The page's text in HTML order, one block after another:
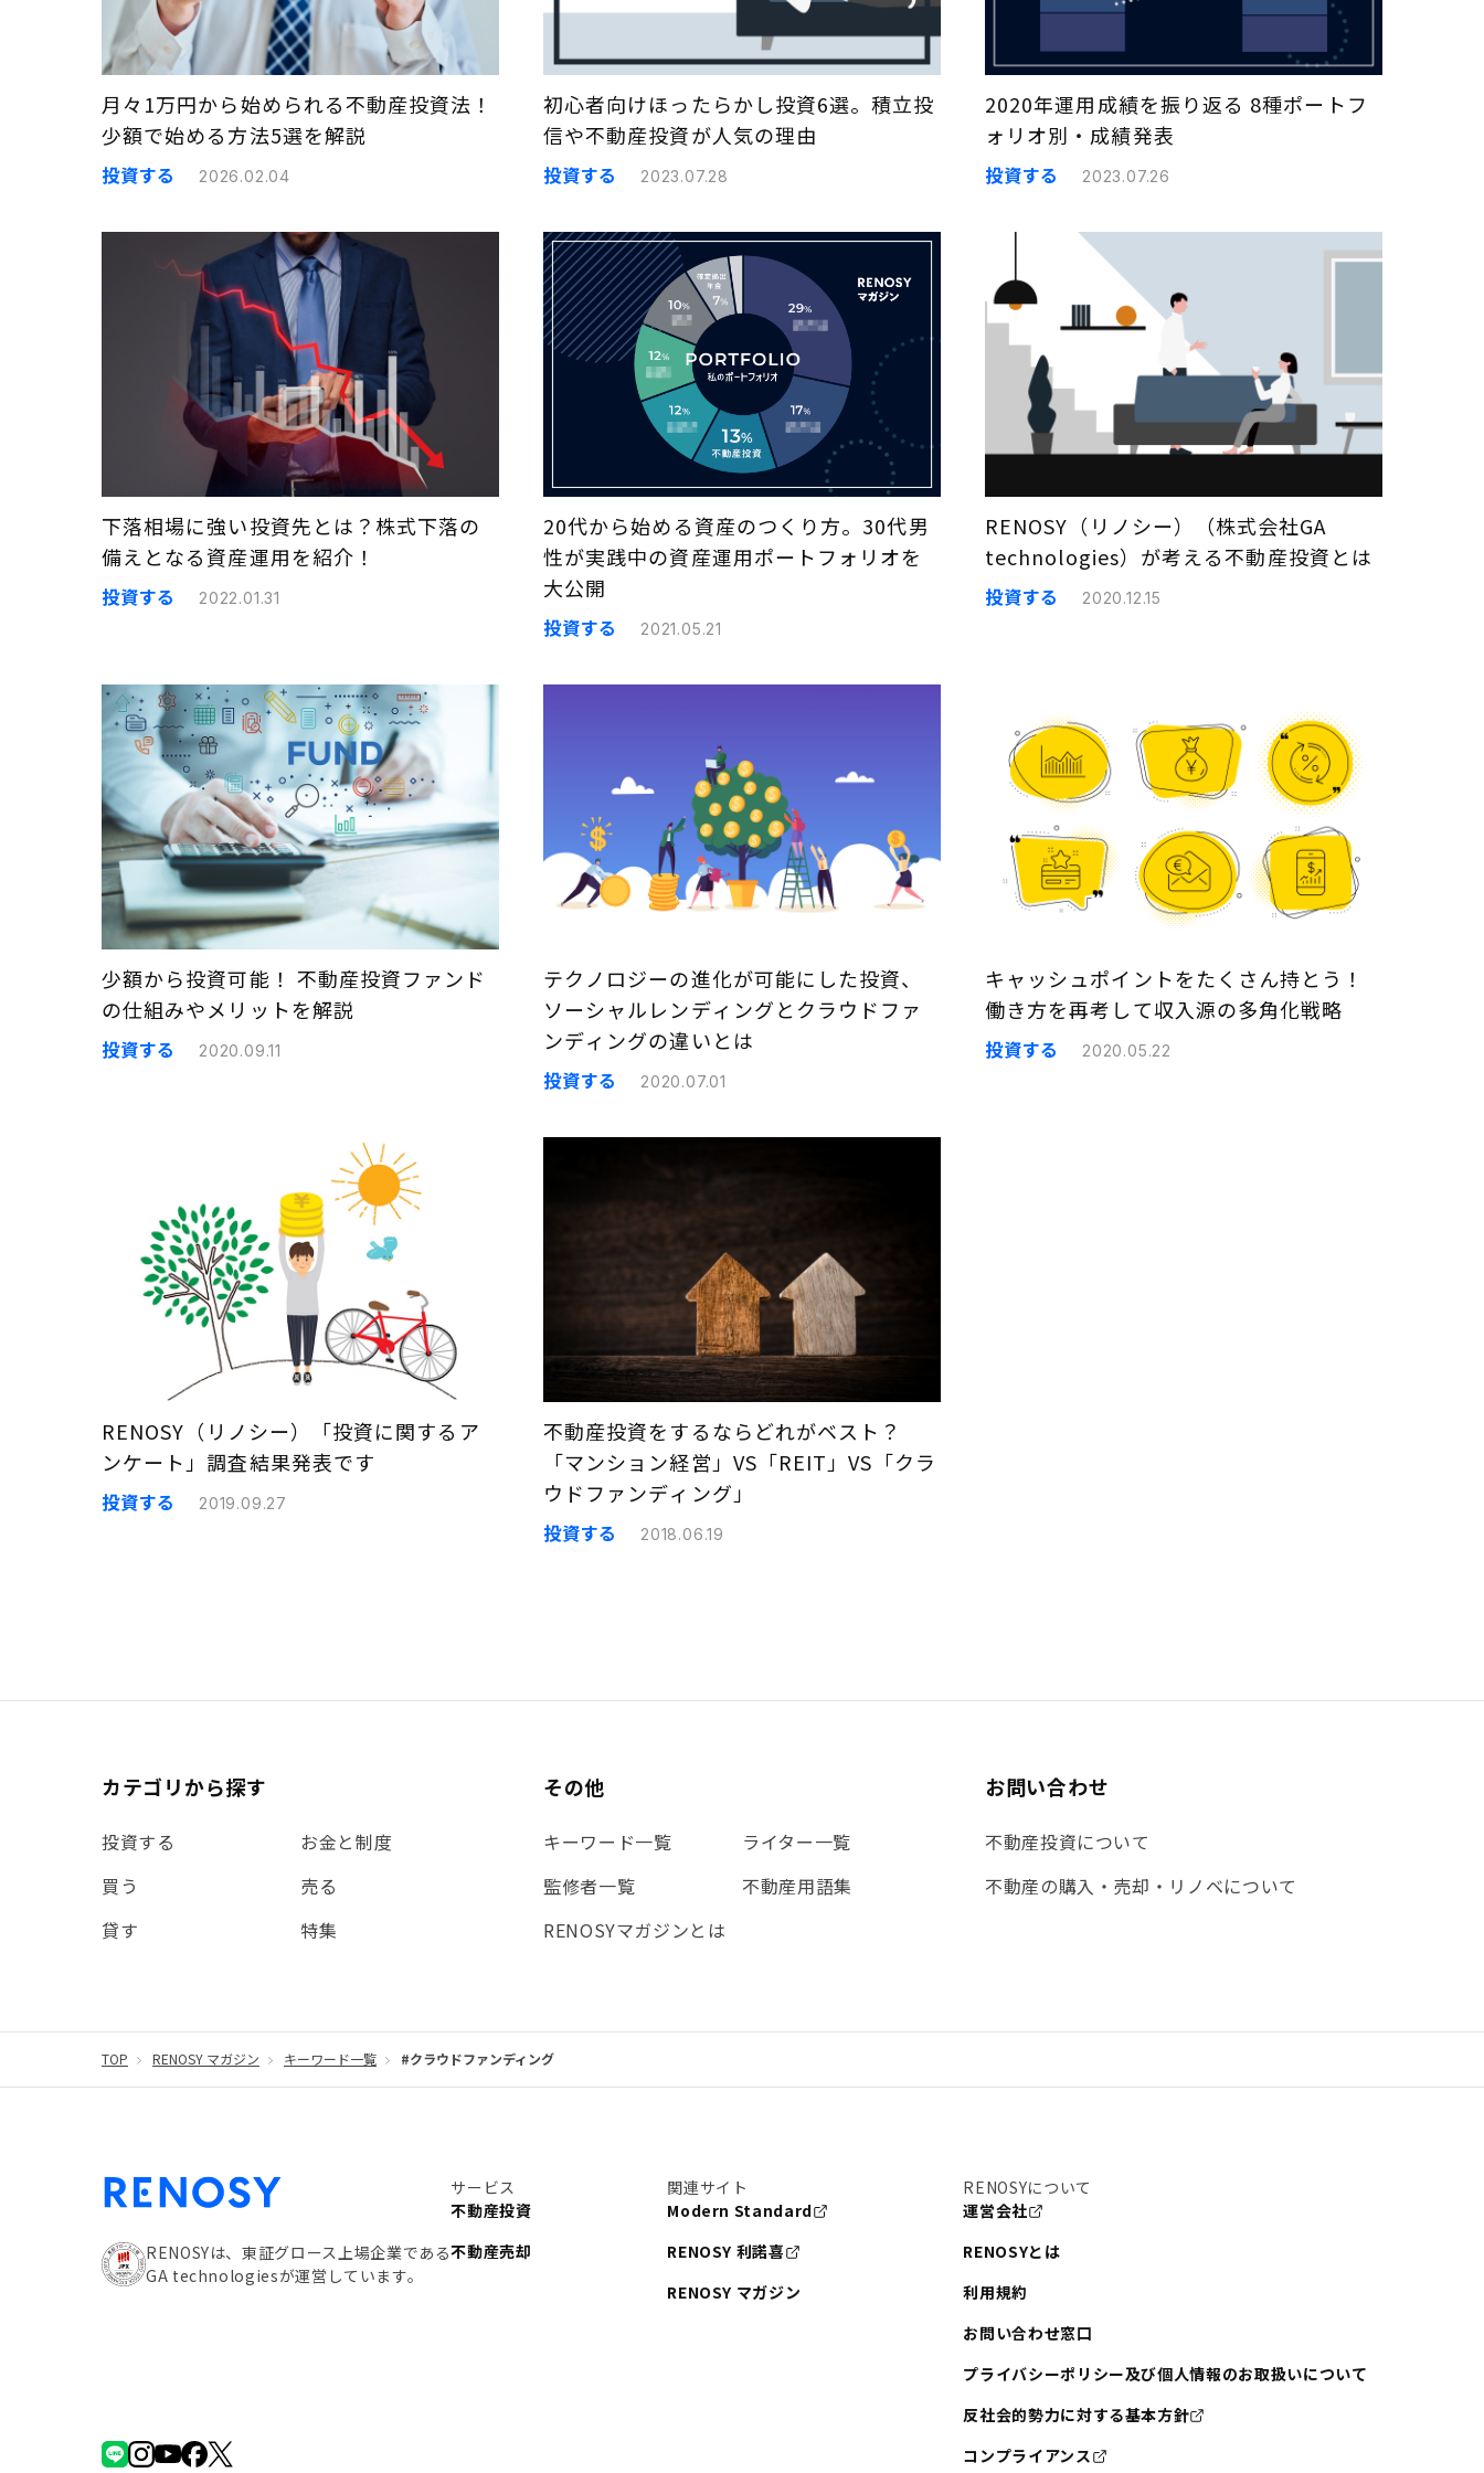
月々1万円から始められる不動産投資法！
少額で始める方法5選を解説
投資する 2026.02.04
初心者向けほったらかし投資6選。積立投
信や不動産投資が人気の理由
投資する 2023.07.28
2020年運用成績を振り返る 8種ポートフ
ォリオ別・成績発表
投資する 2023.07.26
下落相場に強い投資先とは？株式下落の
備えとなる資産運用を紹介！
投資する 2022.01.31
20代から始める資産のつくり方。30代男
性が実践中の資産運用ポートフォリオを
大公開
投資する 2021.05.21
RENOSY（リノシー）（株式会社GA
technologies）が考える不動産投資とは
投資する 2020.12.15
少額から投資可能！ 不動産投資ファンド
の仕組みやメリットを解説
投資する 2020.09.11
テクノロジーの進化が可能にした投資、
ソーシャルレンディングとクラウドファ
ンディングの違いとは
投資する 2020.07.01
キャッシュポイントをたくさん持とう！
働き方を再考して収入源の多角化戦略
投資する 2020.05.22
RENOSY（リノシー）「投資に関するア
ンケート」調査結果発表です
投資する 2019.09.27
不動産投資をするならどれがベスト？
「マンション経営」VS「REIT」VS「クラ
ウドファンディング」
投資する 2018.06.19
カテゴリから探す
投資する
お金と制度
買う
売る
貸す
特集
その他
キーワード一覧
ライター一覧
監修者一覧
不動産用語集
RENOSYマガジンとは
お問い合わせ
不動産投資について
不動産の購入・売却・リノベについて
TOP RENOSY マガジン キーワード一覧 #クラウドファンディング
RENOSYは、東証グロース上場企業である
GA technologiesが運営しています。
サービス
不動産投資
不動産売却
関連サイト
Modern Standard
RENOSY 利諾喜
RENOSY マガジン
RENOSYについて
運営会社
RENOSYとは
利用規約
お問い合わせ窓口
プライバシーポリシー及び個人情報のお取扱いについて
反社会的勢力に対する基本方針
コンプライアンス